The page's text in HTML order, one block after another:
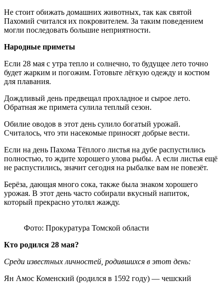
Не стоит обижать домашних животных, так как святой
Пахомий считался их покровителем. За таким поведением
могли последовать большие неприятности.
Народные приметы
Если 28 мая с утра тепло и солнечно, то будущее лето точно
будет жарким и погожим. Готовьте лёгкую одежду и костюм
для плавания.
Дождливый день предвещал прохладное и сырое лето.
Обратная же примета сулила теплый сезон.
Обилие оводов в этот день сулило богатый урожай.
Считалось, что эти насекомые приносят добрые вести.
Если на день Пахома Тёплого листья на дубе распустились
полностью, то ждите хорошего улова рыбы. А если листья ещё
не распустились, значит сегодня на рыбалке вам не повезёт.
Берёза, дающая много сока, также была знаком хорошего
урожая. В этот день часто собирали вкусный напиток,
который прекрасно утолял жажду.
Фото: Прокуратура Томской области
Кто родился 28 мая?
Среди известных личностей, родившихся в этот день:
Ян Амос Коменский (родился в 1592 году) — чешский